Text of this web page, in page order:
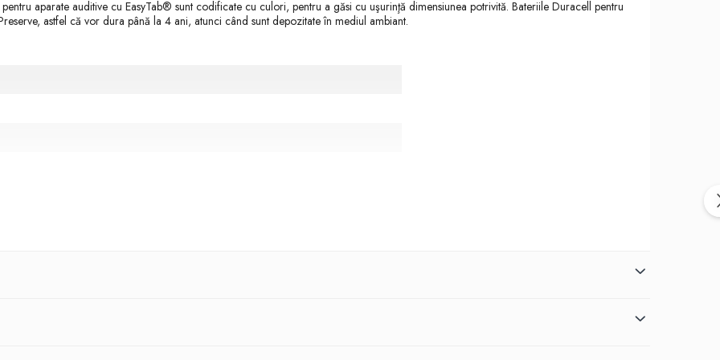
aparate auditive cu EasyTab® sunt codificate cu culori, pentru a găsi cu uşurinţă dimensiunea potrivită. Bateriile Duracell pentru
astfel că vor dura până la 4 ani, atunci când sunt depozitate în mediul ambiant.
HA10, 10AU, 10HPX, s10, p10, PR230, ZA10, AC230